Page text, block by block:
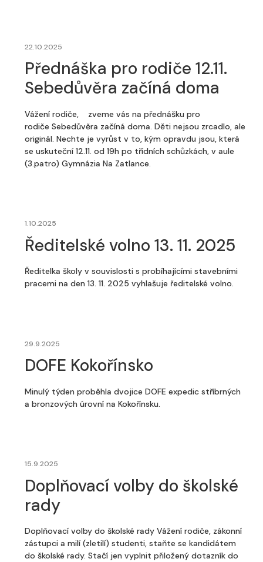
22.10.2025
Přednáška pro rodiče 12.11.
Sebedůvěra začíná doma
Vážení rodiče, zveme vás na přednášku pro
rodiče Sebedůvěra začíná doma. Děti nejsou zrcadlo, ale
originál. Nechte je vyrůst v to, kým opravdu jsou, která
se uskuteční 12.11. od 19h po třídních schůzkách, v aule
(3.patro) Gymnázia Na Zatlance.
1.10.2025
Ředitelské volno 13. 11. 2025
Ředitelka školy v souvislosti s probíhajícími stavebními
pracemi na den 13. 11. 2025 vyhlašuje ředitelské volno.
29.9.2025
DOFE Kokořínsko
Minulý týden proběhla dvojice DOFE expedic stříbrných
a bronzových úrovní na Kokořínsku.
15.9.2025
Doplňovací volby do školské
rady
Doplňovací volby do školské rady Vážení rodiče, zákonní
zástupci a milí (zletilí) studenti, staňte se kandidátem
do školské rady. Stačí jen vyplnit přiložený dotazník do